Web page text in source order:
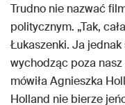
Trudno nie nazwać
politycznym. „Tak,
Łukaszenki. Ja
wychodząc poza
mówiła Agnieszka
Holland nie bierze